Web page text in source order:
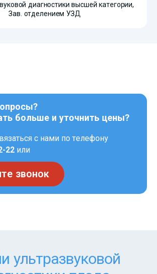
диагностики высшей категории,
Зав. отделением УЗД
больше и уточнить цены?
с нами по телефону
22 или
звонок
ультразвуковой